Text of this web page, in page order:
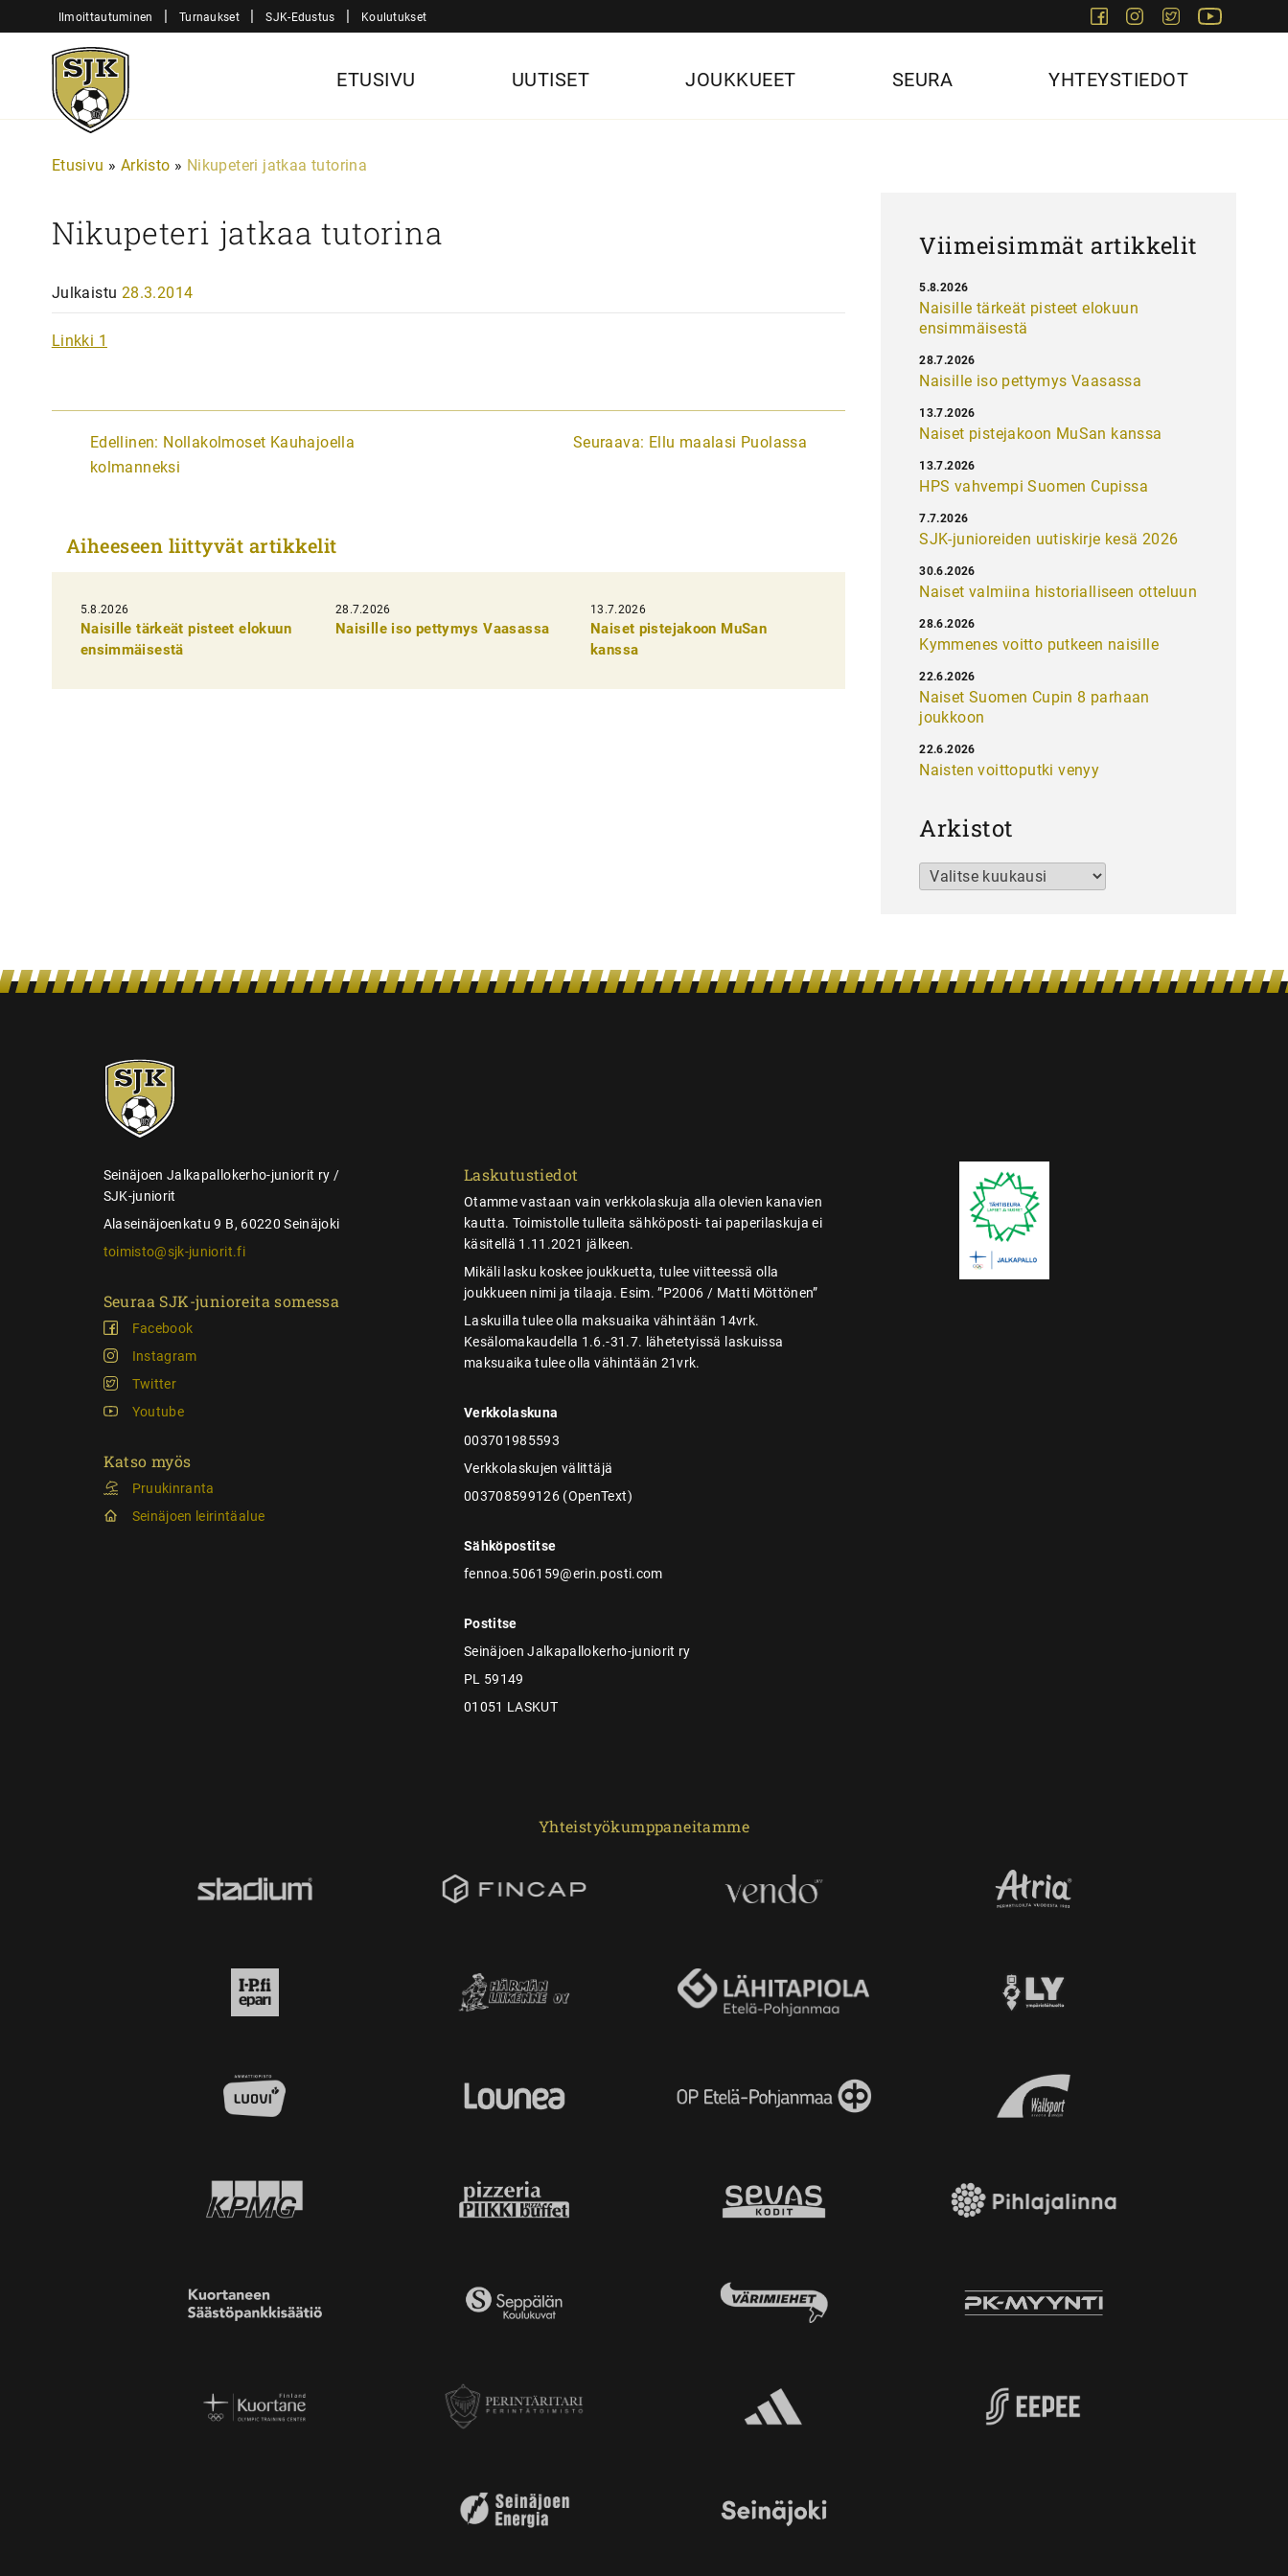
sisältöön
Ilmoittautuminen | Turnaukset | SJK-Edustus | Koulutukset FacebookInstagram
Twitter
Sjk-
Juniorit
ETUSIVU UUTISET JOUKKUEET SEURA YHTEYSTIEDOT
Etusivu » Arkisto » Nikupeteri jatkaa tutorina
Nikupeteri jatkaa tutorina
Julkaistu 28.3.2014
Linkki 1
A
r
i
k
e
l
i
Edellinen: Nollakolmoset Kauhajoella
kolmanneksi
Seuraava: Ellu maalasi Puolassa
Aiheeseen liittyvät artikkelit
5.8.2026
Naisille tärkeät pisteet elokuun
ensimmäisestä
28.7.2026
Naisille iso pettymys Vaasassa
13.7.2026
Naiset pistejakoon MuSan
kanssa
Viimeisimmät artikkelit
Naisille tärkeät pisteet elokuun
ensimmäisestä
5.8.2026
Naisille iso pettymys Vaasassa
28.7.2026
Naiset pistejakoon MuSan kanssa
13.7.2026
HPS vahvempi Suomen Cupissa
13.7.2026
SJK-junioreiden uutiskirje kesä 2026
7.7.2026
Naiset valmiina historialliseen otteluun
30.6.2026
Kymmenes voitto putkeen naisille
28.6.2026
Naiset Suomen Cupin 8 parhaan
joukkoon
22.6.2026
Naisten voittoputki venyy
22.6.2026
Arkistot
Arkistot
SJK-
juniorit
Seinäjoen Jalkapallokerho-juniorit ry /
SJK-juniorit
Alaseinäjoenkatu 9 B, 60220 Seinäjoki
toimisto@sjk-juniorit.fi
Seuraa SJK-junioreita somessa
Facebook
Instagram
Twitter
Youtube
Katso myös
Pruukinranta
Seinäjoen leirintäalue
Laskutustiedot
Otamme vastaan vain verkkolaskuja alla olevien kanavien
kautta. Toimistolle tulleita sähköposti- tai paperilaskuja ei
käsitellä 1.11.2021 jälkeen.
Mikäli lasku koskee joukkuetta, tulee viitteessä olla
joukkueen nimi ja tilaaja. Esim. ”P2006 / Matti Möttönen”
Laskuilla tulee olla maksuaika vähintään 14vrk.
Kesälomakaudella 1.6.-31.7. lähetetyissä laskuissa
maksuaika tulee olla vähintään 21vrk.
Verkkolaskuna
003701985593
Verkkolaskujen välittäjä
003708599126 (OpenText)
Sähköpostitse
fennoa.506159@erin.posti.com
Postitse
Seinäjoen Jalkapallokerho-juniorit ry
PL 59149
01051 LASKUT
Yhteistyökumppaneitamme